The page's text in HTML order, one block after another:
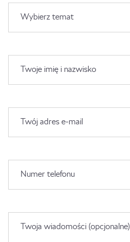
Wybierz temat
Twoje imię i nazwisko
Twój adres e-mail
Numer telefonu
Twoja wiadomości (opcjonalne)